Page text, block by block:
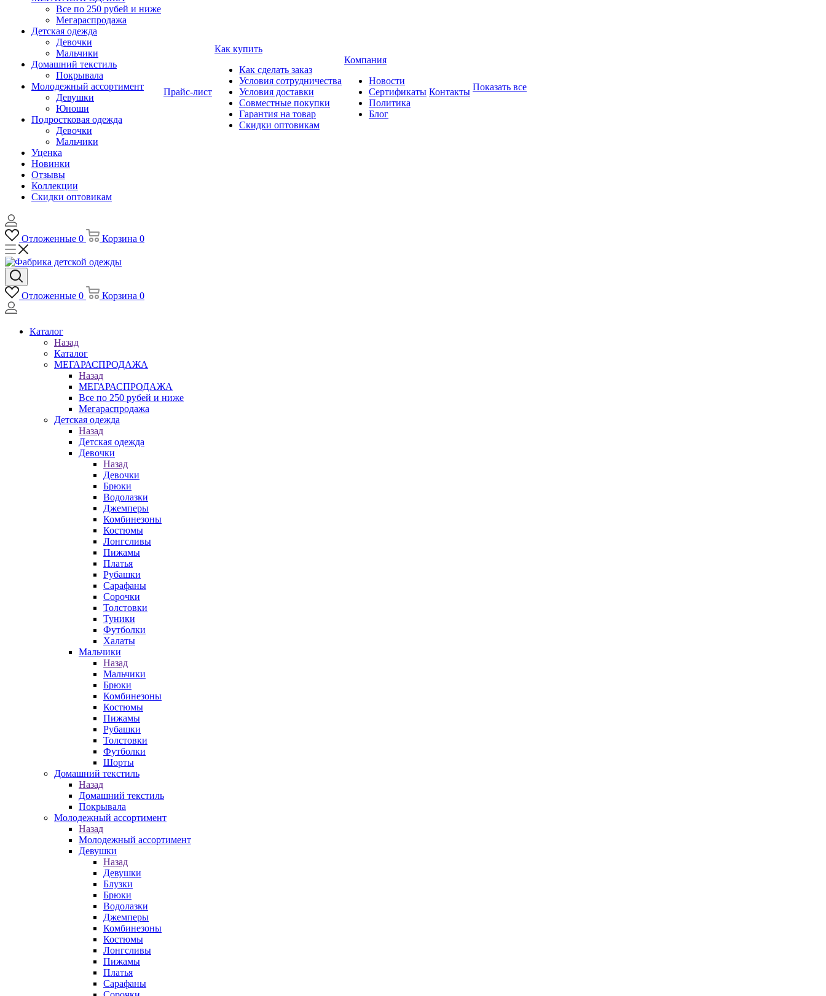
Все по 250 рубей и ниже
Мегараспродажа
Детская одежда
Девочки
Мальчики
Домашний текстиль
Покрывала
Молодежный ассортимент
Девушки
Юноши
Подростковая одежда
Девочки
Мальчики
Уценка
Новинки
Отзывы
Коллекции
Скидки оптовикам
Прайс-лист
Как купить
Как сделать заказ
Условия сотрудничества
Условия доставки
Совместные покупки
Гарантия на товар
Скидки оптовикам
Компания
Новости
Сертификаты
Политика
Блог
Контакты Показать все
Отложенные 0 Корзина 0
Отложенные 0 Корзина 0
Каталог
Назад
Каталог
МЕГАРАСПРОДАЖА
Назад
МЕГАРАСПРОДАЖА
Все по 250 рубей и ниже
Мегараспродажа
Детская одежда
Назад
Детская одежда
Девочки
Назад
Девочки
Брюки
Водолазки
Джемперы
Комбинезоны
Костюмы
Лонгсливы
Пижамы
Платья
Рубашки
Сарафаны
Сорочки
Толстовки
Туники
Футболки
Халаты
Мальчики
Назад
Мальчики
Брюки
Комбинезоны
Костюмы
Пижамы
Рубашки
Толстовки
Футболки
Шорты
Домашний текстиль
Назад
Домашний текстиль
Покрывала
Молодежный ассортимент
Назад
Молодежный ассортимент
Девушки
Назад
Девушки
Блузки
Брюки
Водолазки
Джемперы
Комбинезоны
Костюмы
Лонгсливы
Пижамы
Платья
Сарафаны